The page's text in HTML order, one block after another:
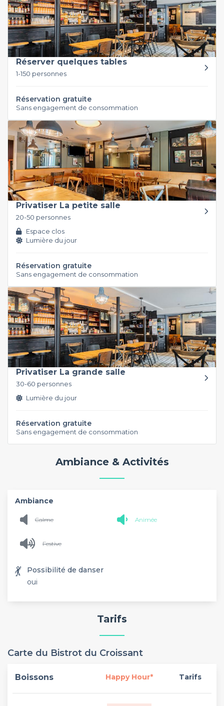
Réserver quelques tables
1-150 personnes
Réservation gratuite
Sans engagement de consommation
Privatiser La petite salle
20-50 personnes
Espace clos
Lumière du jour
Réservation gratuite
Sans engagement de consommation
Privatiser La grande salle
30-60 personnes
Lumière du jour
Réservation gratuite
Sans engagement de consommation
Ambiance & Activités
Ambiance
Calme Animée
Festive
💃
Possibilité de danser
oui
Tarifs
Carte du Bistrot du Croissant
Boissons Happy Hour* Tarifs